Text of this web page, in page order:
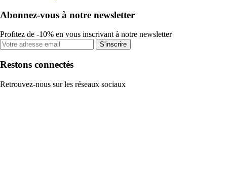
Abonnez-vous à notre newsletter
Profitez de -10% en vous inscrivant à notre newsletter
S'inscrire
Restons connectés
Retrouvez-nous sur les réseaux sociaux